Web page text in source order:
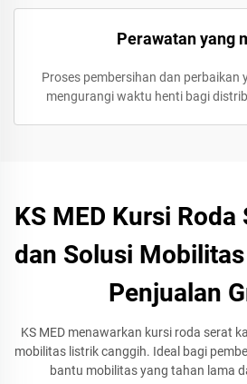
Perawatan yang
Proses pembersihan dan perbaikan
mengurangi waktu henti bagi
KS MED Kursi
dan Solusi
Penjualan
KS MED menawarkan kursi roda serat
mobilitas listrik canggih. Ideal bagi
bantu mobilitas yang tahan lama